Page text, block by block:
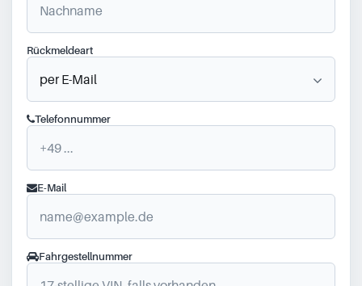
Rückmeldeart
Telefonnummer
E-Mail
Fahrgestellnummer